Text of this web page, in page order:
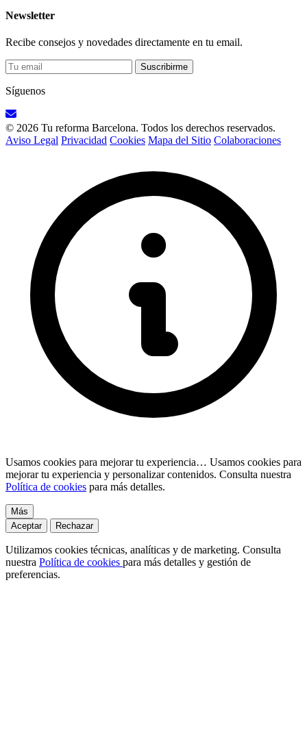
Newsletter
Recibe consejos y novedades directamente en tu email.
Suscribirme
Síguenos
© 2026 Tu reforma Barcelona. Todos los derechos reservados.
Aviso Legal Privacidad Cookies Mapa del Sitio Colaboraciones
Usamos cookies para mejorar tu experiencia… Usamos cookies para
mejorar tu experiencia y personalizar contenidos. Consulta nuestra
Política de cookies para más detalles.
Más
Aceptar
Rechazar
Utilizamos cookies técnicas, analíticas y de marketing. Consulta
nuestra Política de cookies para más detalles y gestión de
preferencias.